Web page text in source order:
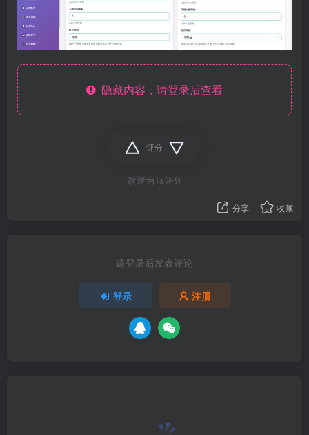
隐藏内容，请登录后查看
评分
欢迎为Ta评分
分享 收藏
请登录后发表评论
登录 注册